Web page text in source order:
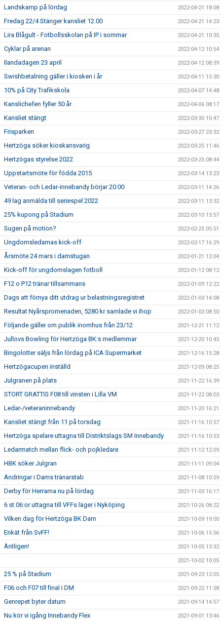
Landskamp på lördag 2022-04-21 18:08
Fredag 22/4 Stänger kansliet 12.00 2022-04-21 14:23
Lira Blågult - Fotbollsskolan på IP i sommar 2022-04-21 10:35
Cyklar på arenan 2022-04-12 10:54
Ilandadagen 23 april 2022-04-12 08:39
Swishbetalning gäller i kiosken i år 2022-04-11 15:30
10% på City Trafikskola 2022-04-07 14:48
Kanslichefen fyller 50 år 2022-04-06 08:17
Kansliet stängt 2022-03-30 10:47
Frisparken 2022-03-27 23:32
Hertzöga söker kioskansvarig 2022-03-25 11:46
Hertzögas styrelse 2022 2022-03-25 08:44
Uppstartsmöte för födda 2015 2022-03-14 13:23
Veteran- och Ledar-innebandy börjar 20:00 2022-03-11 14:26
49 lag anmälda till seriespel 2022 2022-03-11 13:32
25% kupong på Stadium 2022-03-10 13:57
Sugen på motion? 2022-02-25 05:51
Ungdomsledarnas kick-off 2022-02-17 16:29
Årsmöte 24 mars i damstugan 2022-01-21 12:04
Kick-off för ungdomslagen fotboll 2022-01-12 08:12
F12 o P12 tränar tillsammans 2022-01-09 12:22
Dags att förnya ditt utdrag ur belastningsregistret 2022-01-03 14:08
Resultat Nyårspromenaden, 5280 kr samlade vi ihop 2022-01-03 08:50
Följande gäller om publik inomhus från 23/12 2021-12-21 11:12
Jullovs Bowling för Hertzöga BK:s medlemmar 2021-12-20 10:45
Bingolotter säljs från lördag på ICA Supermarket 2021-12-16 15:28
Hertzögacupen inställd 2021-12-09 08:25
Julgranen på plats 2021-11-22 16:39
STORT GRATTIS F08 till vinsten i Lilla VM 2021-11-22 08:03
Ledar-/veteraninnebandy 2021-11-20 16:21
Kansliet stängt från 11 på torsdag 2021-11-16 10:57
Hertzöga spelare uttagna till Distriktslags SM Innebandy 2021-11-16 10:53
Ledarmatch mellan flick- och pojkledare 2021-11-12 12:09
HBK söker Julgran 2021-11-11 09:04
Ändringar i Dams tränarstab 2021-11-08 10:59
Derby för Herrarna nu på lördag 2021-11-03 16:17
6 st 06:or uttagna till VFFs läger i Nyköping 2021-10-26 08:22
Vilken dag för Hertzöga BK Dam 2021-10-09 19:00
Enkät från SvFF! 2021-10-06 15:56
Äntligen! 2021-10-05 13:32
2021-10-02 10:05
25 % på Stadium 2021-09-23 12:05
F06 och F07 till final i DM 2021-09-22 11:38
Genrepet byter datum 2021-09-14 14:57
Nu kör vi igång Innebandy Flex 2021-09-01 13:46